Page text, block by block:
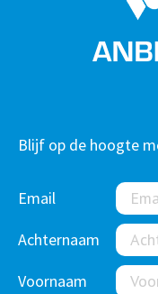
Blijf op de hoogte
Email
Achternaam
Voornaam